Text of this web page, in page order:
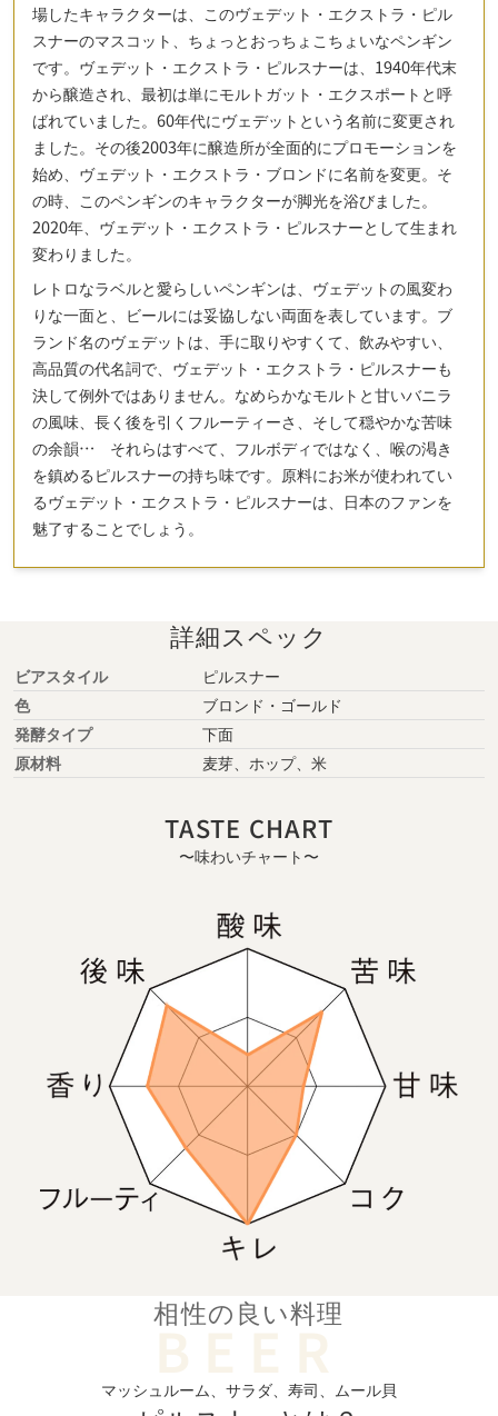
場したキャラクターは、このヴェデット・エクストラ・ピル
スナーのマスコット、ちょっとおっちょこちょいなペンギン
です。ヴェデット・エクストラ・ピルスナーは、1940年代末
から醸造され、最初は単にモルトガット・エクスポートと呼
ばれていました。60年代にヴェデットという名前に変更され
ました。その後2003年に醸造所が全面的にプロモーションを
始め、ヴェデット・エクストラ・ブロンドに名前を変更。そ
の時、このペンギンのキャラクターが脚光を浴びました。
2020年、ヴェデット・エクストラ・ピルスナーとして生まれ
変わりました。
レトロなラベルと愛らしいペンギンは、ヴェデットの風変わ
りな一面と、ビールには妥協しない両面を表しています。ブ
ランド名のヴェデットは、手に取りやすくて、飲みやすい、
高品質の代名詞で、ヴェデット・エクストラ・ピルスナーも
決して例外ではありません。なめらかなモルトと甘いバニラ
の風味、長く後を引くフルーティーさ、そして穏やかな苦味
の余韻… それらはすべて、フルボディではなく、喉の渇き
を鎮めるピルスナーの持ち味です。原料にお米が使われてい
るヴェデット・エクストラ・ピルスナーは、日本のファンを
魅了することでしょう。
詳細スペック
ビアスタイル
ピルスナー
色
ブロンド・ゴールド
発酵タイプ
下面
原材料
麦芽、ホップ、米
TASTE CHART
〜味わいチャート〜
相性の良い料理
マッシュルーム、サラダ、寿司、ムール貝